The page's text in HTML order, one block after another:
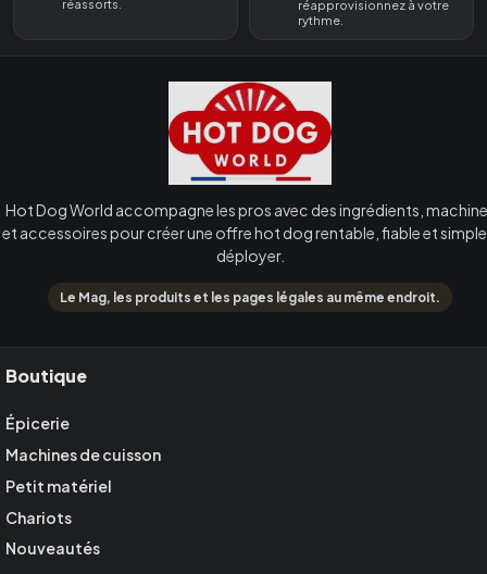
réassorts.
réapprovisionnez à votre
rythme.
Hot Dog World accompagne les pros avec des ingrédients,
et accessoires pour créer une offre hot dog rentable, fiable et
déployer.
Le Mag, les produits et les pages légales au même endroit.
Boutique
Épicerie
Machines de cuisson
Petit matériel
Chariots
Nouveautés